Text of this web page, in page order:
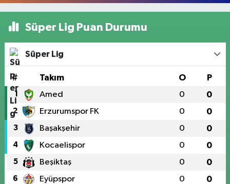
Süper Lig Puan Durumu
Süper Lig
# Takım O P
1 Amed 0 0
2 Erzurumspor FK 0 0
3 Başakşehir 0 0
4 Kocaelispor 0 0
5 Beşiktaş 0 0
6 Eyüpspor 0 0